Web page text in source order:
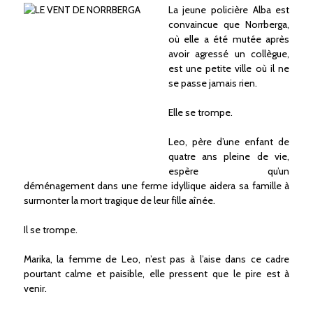
La jeune policière Alba est
convaincue que Norrberga,
où elle a été mutée après
avoir agressé un collègue,
est une petite ville où il ne
se passe jamais rien.
Elle se trompe.
Leo, père d’une enfant de
quatre ans pleine de vie,
espère qu’un
déménagement dans une ferme idyllique aidera sa famille à
surmonter la mort tragique de leur fille aînée.
Il se trompe.
Marika, la femme de Leo, n’est pas à l’aise dans ce cadre
pourtant calme et paisible, elle pressent que le pire est à
venir.